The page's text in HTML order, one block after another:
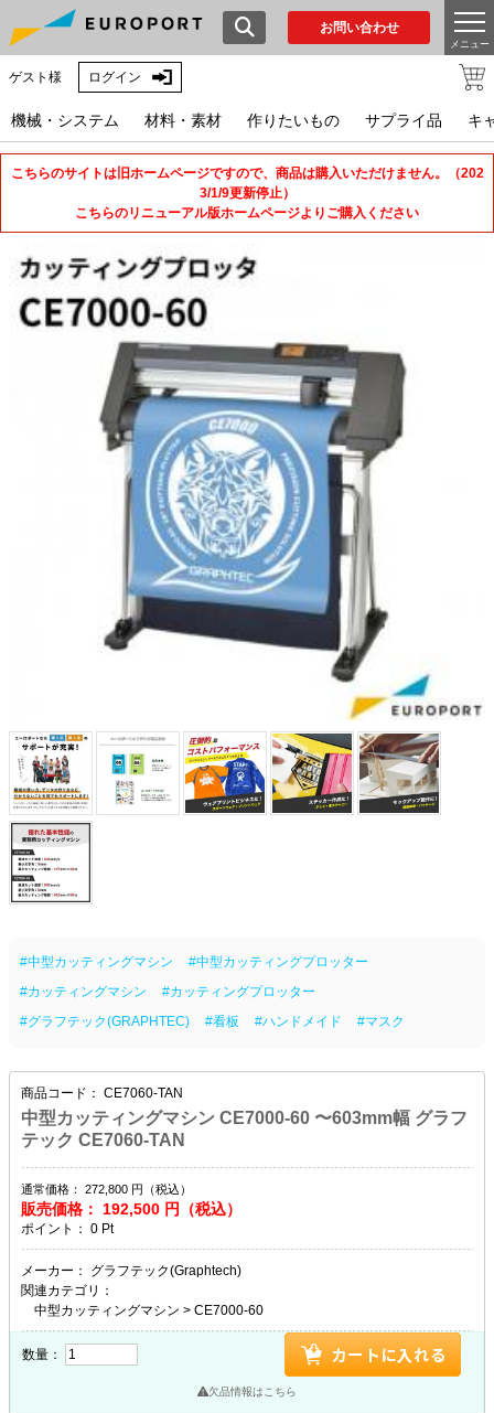
お問い合わせ
メニュー
ゲスト様 ログイン
機械・システム 材料・素材 作りたいもの サプライ品 キ
こちらのサイトは旧ホームページですので、商品は購入いただけません。（202
3/1/9更新停止）
こちらのリニューアル版ホームページよりご購入ください
#中型カッティングマシン
#中型カッティングプロッター
#カッティングマシン
#カッティングプロッター
#グラフテック(GRAPHTEC)
#看板 #ハンドメイド #マスク
商品コード： CE7060-TAN
中型カッティングマシン CE7000-60 〜603mm幅 グラフ
テック CE7060-TAN
通常価格： 272,800 円（税込）
販売価格： 192,500 円（税込）
ポイント： 0 Pt
メーカー：
グラフテック(Graphtech)
関連カテゴリ：
中型カッティングマシン > CE7000-60
数量：
欠品情報はこちら